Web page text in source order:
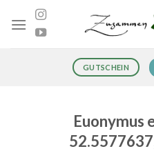
Inhalt
GUTSCHEIN
Euonymus